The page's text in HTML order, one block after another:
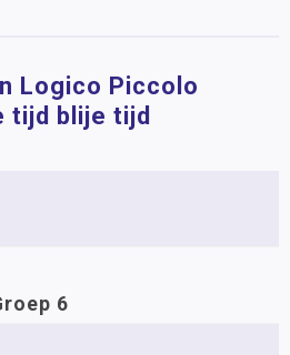
Logico Piccolo
tijd blije tijd
6